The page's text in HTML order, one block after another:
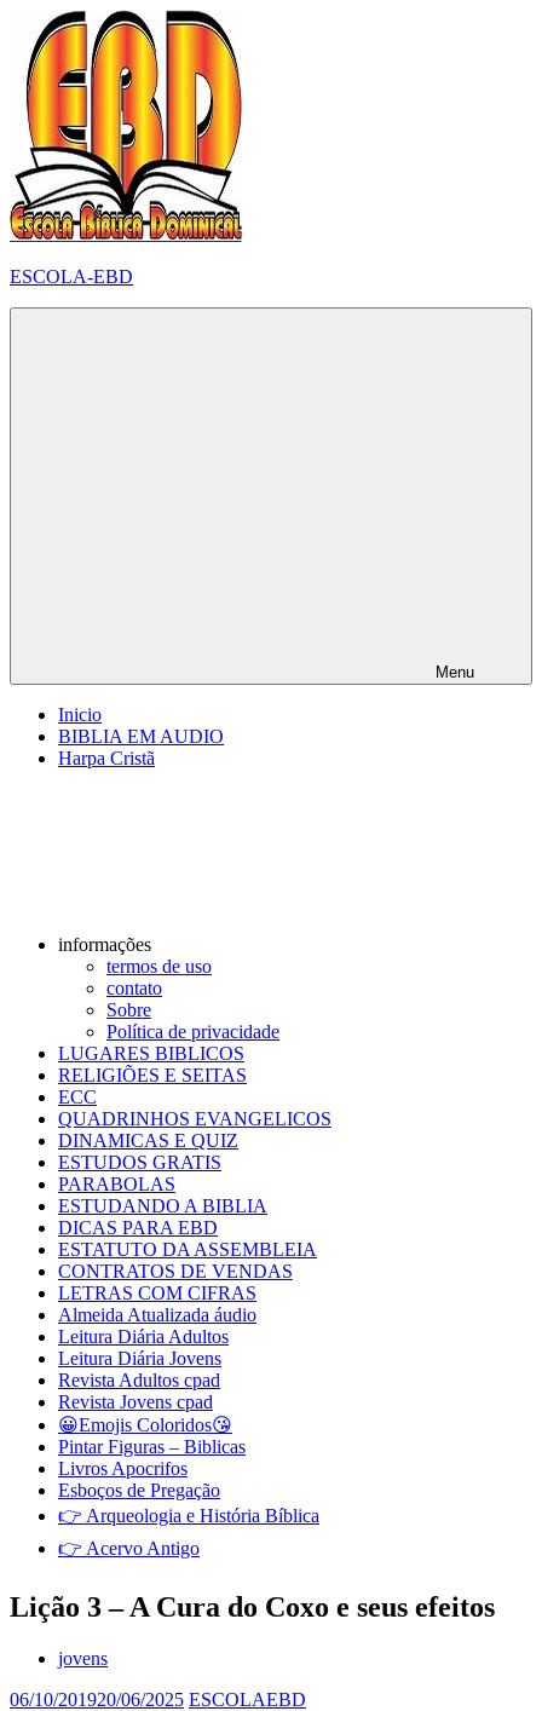
para
conteúdo
ESCOLA-EBD
Menu
Inicio
BIBLIA EM AUDIO
Harpa Cristã
informações
termos de uso
contato
Sobre
Política de privacidade
LUGARES BIBLICOS
RELIGIÕES E SEITAS
ECC
QUADRINHOS EVANGELICOS
DINAMICAS E QUIZ
ESTUDOS GRATIS
PARABOLAS
ESTUDANDO A BIBLIA
DICAS PARA EBD
ESTATUTO DA ASSEMBLEIA
CONTRATOS DE VENDAS
LETRAS COM CIFRAS
Almeida Atualizada áudio
Leitura Diária Adultos
Leitura Diária Jovens
Revista Adultos cpad
Revista Jovens cpad
😀Emojis Coloridos😘
Pintar Figuras – Biblicas
Livros Apocrifos
Esboços de Pregação
👉 Arqueologia e História Bíblica
👉 Acervo Antigo
Lição 3 – A Cura do Coxo e seus efeitos
jovens
06/10/201920/06/2025 ESCOLAEBD